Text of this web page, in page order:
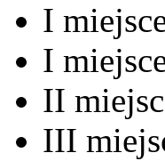
I
I
II
III